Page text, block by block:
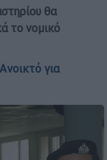
θα
το νομικό
Ανοικτό για